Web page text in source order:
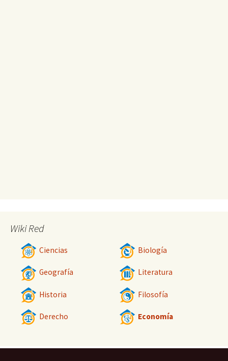
Wiki Red
Ciencias Biología
Geografía Literatura
Historia Filosofía
Derecho Economía